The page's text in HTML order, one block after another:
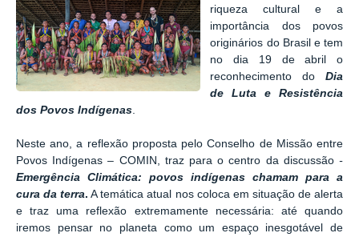
riqueza cultural e a
importância dos povos
originários do Brasil e tem
no dia 19 de abril o
reconhecimento do Dia
de Luta e Resistência
dos Povos Indígenas.
Neste ano, a reflexão proposta pelo Conselho de Missão entre
Povos Indígenas – COMIN, traz para o centro da discussão -
Emergência Climática: povos indígenas chamam para a
cura da terra. A temática atual nos coloca em situação de alerta
e traz uma reflexão extremamente necessária: até quando
iremos pensar no planeta como um espaço inesgotável de